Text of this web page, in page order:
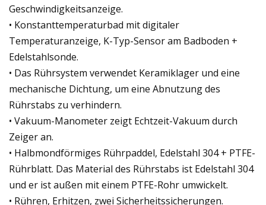
Geschwindigkeitsanzeige.
• Konstanttemperaturbad mit digitaler
Temperaturanzeige, K-Typ-Sensor am Badboden +
Edelstahlsonde.
• Das Rührsystem verwendet Keramiklager und eine
mechanische Dichtung, um eine Abnutzung des
Rührstabs zu verhindern.
• Vakuum-Manometer zeigt Echtzeit-Vakuum durch
Zeiger an.
• Halbmondförmiges Rührpaddel, Edelstahl 304 + PTFE-
Rührblatt. Das Material des Rührstabs ist Edelstahl 304
und er ist außen mit einem PTFE-Rohr umwickelt.
• Rühren, Erhitzen, zwei Sicherheitssicherungen.